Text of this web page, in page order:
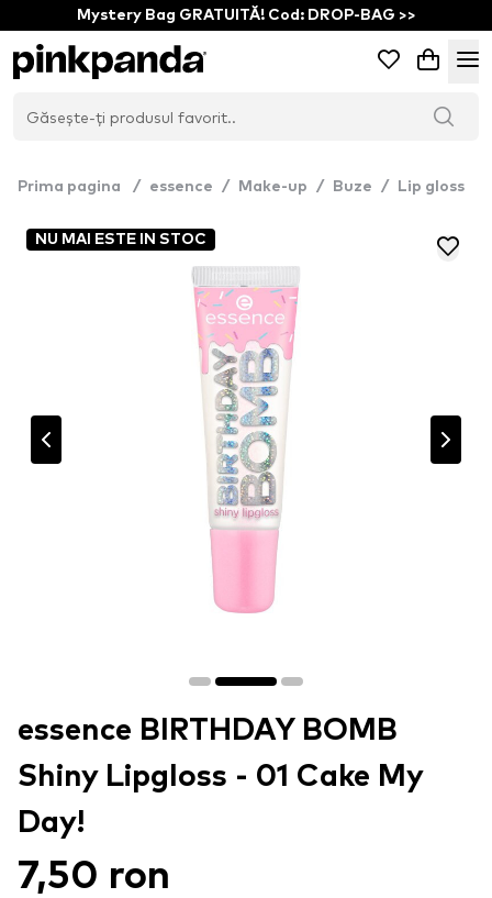
Mystery Bag GRATUITĂ! Cod: DROP-BAG >>
Prima pagina / essence / Make-up / Buze / Lip gloss
NU MAI ESTE IN STOC
essence BIRTHDAY BOMB
Shiny Lipgloss - 01 Cake My
Day!
7,50 ron